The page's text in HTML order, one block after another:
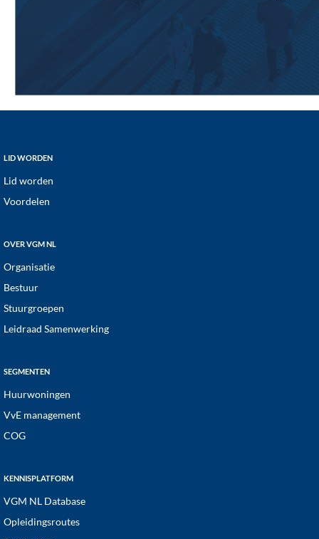
Footer
LID WORDEN
Lid worden
Voordelen
OVER VGM NL
Organisatie
Bestuur
Stuurgroepen
Leidraad Samenwerking
SEGMENTEN
Huurwoningen
VvE management
COG
KENNISPLATFORM
VGM NL Database
Opleidingsroutes